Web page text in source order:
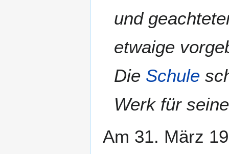
und
etwaige
Die Schule
Werk für
Am 31. März